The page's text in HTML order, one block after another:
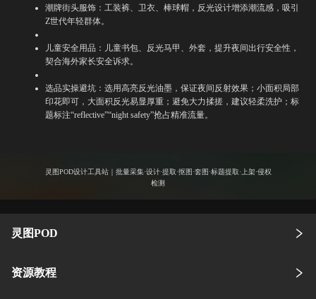
潮牌街头服饰：工装裤、卫衣、棒球帽，反光设计增添潮流感，吸引
Z世代年轻群体。
儿童安全用品：儿童书包、反光马甲、外套，提升夜间出行安全性，
契合海外家长安全诉求。
选品实操避坑：选用高亮反光油墨，保证夜间反射效果；小面积局部
印花即可，大面积反光易显厚重；避免大力揉搓，建议轻柔洗护；标
题标注“reflective”“night safety”抢占精准流量。
灵图POD设计工具站｜批量采集·设计·提取·抠图·套图·标题提取·上架·侵权
检测
灵图POD
资源教程